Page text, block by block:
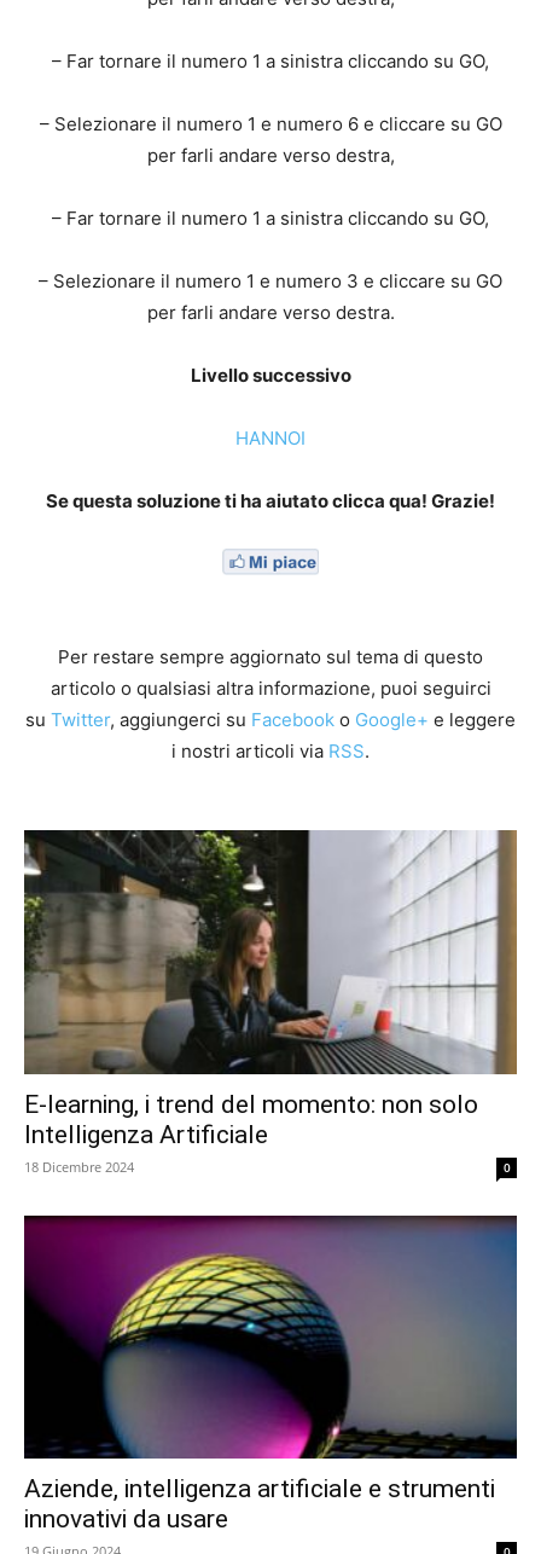
– Far tornare il numero 1 a sinistra cliccando su GO,
– Selezionare il numero 1 e numero 6 e cliccare su GO
per farli andare verso destra,
– Far tornare il numero 1 a sinistra cliccando su GO,
– Selezionare il numero 1 e numero 3 e cliccare su GO
per farli andare verso destra.
Livello successivo
HANNOI
Se questa soluzione ti ha aiutato clicca qua! Grazie!
Per restare sempre aggiornato sul tema di questo
articolo o qualsiasi altra informazione, puoi seguirci
su Twitter, aggiungerci su Facebook o Google+ e leggere
i nostri articoli via RSS.
E-learning, i trend del momento: non solo
Intelligenza Artificiale
18 Dicembre 2024 0
Aziende, intelligenza artificiale e strumenti
innovativi da usare